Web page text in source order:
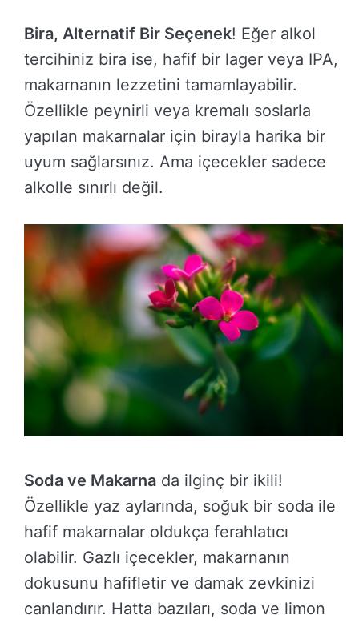
Bira, Alternatif Bir Seçenek! Eğer alkol
tercihiniz bira ise, hafif bir lager veya IPA,
makarnanın lezzetini tamamlayabilir.
Özellikle peynirli veya kremalı soslarla
yapılan makarnalar için birayla harika bir
uyum sağlarsınız. Ama içecekler sadece
alkolle sınırlı değil.
Soda ve Makarna da ilginç bir ikili!
Özellikle yaz aylarında, soğuk bir soda ile
hafif makarnalar oldukça ferahlatıcı
olabilir. Gazlı içecekler, makarnanın
dokusunu hafifletir ve damak zevkinizi
canlandırır. Hatta bazıları, soda ve limon